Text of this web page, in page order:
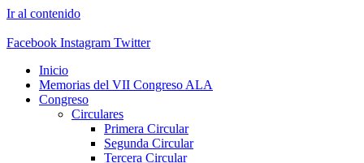
Ir al contenido
Facebook Instagram Twitter
Inicio
Memorias del VII Congreso ALA
Congreso
Circulares
Primera Circular
Segunda Circular
Tercera Circular